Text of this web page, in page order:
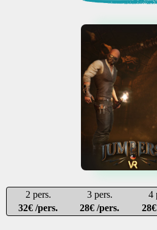
2 pers. 3 pers. 4
32€ /pers.
28€ /pers.